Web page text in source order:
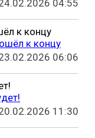
04:55
к концу
06:06
11:30